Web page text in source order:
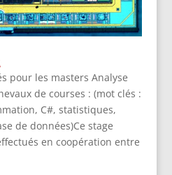
pour les masters Analyse
de courses : (mot clés :
C#, statistiques,
de données)Ce stage
en coopération entre